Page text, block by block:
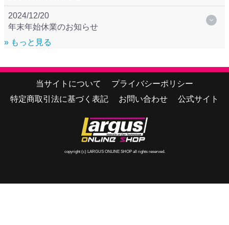
2024/12/20
年末年始休業のお知らせ
» もっと見る
当サイトについて
プライバシーポリシー
特定商取引法に基づく表記
お問い合わせ 公式サイト
copyright (c) LARGUS ONLINE SHOP all rights reserved.